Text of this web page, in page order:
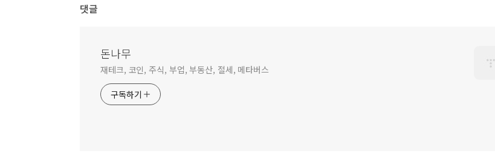
댓글
돈나무
재테크, 코인, 주식, 부업, 부동산, 절세, 메타버스
구독하기